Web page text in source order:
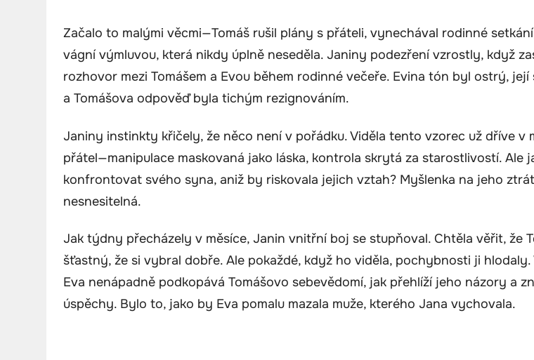
Začalo to malými věcmi—Tomáš rušil plány s přáteli, vynechával rodinné
vágní výmluvou, která nikdy úplně neseděla. Janiny podezření vzrostly, když
rozhovor mezi Tomášem a Evou během rodinné večeře. Evina tón byl ostrý, její
a Tomášova odpověď byla tichým rezignováním.
Janiny instinkty křičely, že něco není v pořádku. Viděla tento vzorec už dříve v
přátel—manipulace maskovaná jako láska, kontrola skrytá za starostlivostí. Ale
konfrontovat svého syna, aniž by riskovala jejich vztah? Myšlenka na jeho
nesnesitelná.
Jak týdny přecházely v měsíce, Janin vnitřní boj se stupňoval. Chtěla věřit, že
šťastný, že si vybral dobře. Ale pokaždé, když ho viděla, pochybnosti ji hlodaly.
Eva nenápadně podkopává Tomášovo sebevědomí, jak přehlíží jeho názory a
úspěchy. Bylo to, jako by Eva pomalu mazala muže, kterého Jana vychovala.